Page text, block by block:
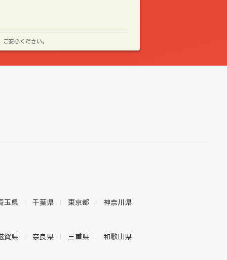
安心ください。
玉県 千葉県 東京都 神奈川県
賀県 奈良県 三重県 和歌山県